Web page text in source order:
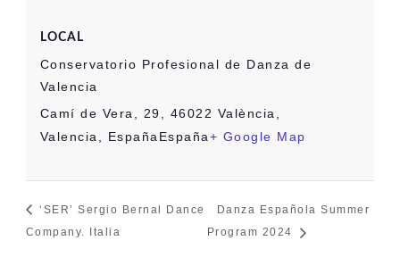
LOCAL
Conservatorio Profesional de Danza de
Valencia
Camí de Vera, 29, 46022 València,
Valencia, España España+ Google Map
‘SER’ Sergio Bernal Dance
Company. Italia
Danza Española Summer
Program 2024